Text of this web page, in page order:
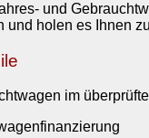
und
und holen es Ihnen
im